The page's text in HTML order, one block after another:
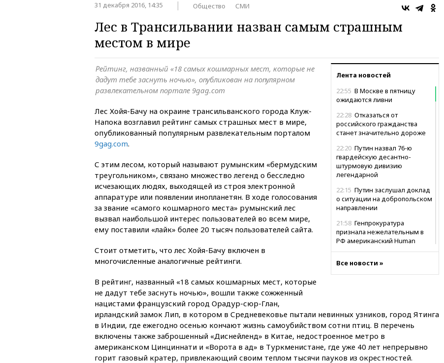
31 декабря 2016, 14:35 Общество СМИ
Лес в Трансильвании назван самым страшным
местом в мире
Лента новостей
22:55 В Москве в пятницу
ожидаются ливни
22:28 Отказаться от
российского гражданства
станет значительно дороже
22:20 Путин назвал 76-ю
гвардейскую десантно-
штурмовую дивизию
легендарной
22:15 Путин заслушал доклад
о ситуации на добропольском
направлении
21:58 Генпрокуратура
признала нежелательным в
РФ американский Human
21:35 «Аэрофлот» отменяет
часть рейсов в Сочи и
Европы в прыжках с 10-
метровой вышки
21:10 РФ не получала
обращений о прекращении
концессии строительства ж/д
Все новости »
Рейтинг, названный «18 самых кошмарных мест, которые не
дадут тебе заснуть ночью», опубликован на популярном
развлекательном портале 9gag.com
Лес Хойя-Бачу на окраине трансильванского города Клуж-
Напока возглавил рейтинг самых страшных мест в мире,
опубликованный популярным развлекательным порталом
9gag.com.
С этим лесом, который называют румынским «бермудским
треугольником», связано множество легенд о бесследно
исчезающих людях, выходящей из строя электронной
аппаратуре или появлении инопланетян. В ходе голосования
за звание «самого кошмарного места» румынский лес
вызвал наибольшой интерес пользователей во всем мире,
ему поставили «лайк» более 20 тысяч пользователей сайта.
Стоит отметить, что лес Хойя-Бачу включен в
многочисленные аналогичные рейтинги.
В рейтинг, названный «18 самых кошмарных мест, которые
не дадут тебе заснуть ночью», вошли также сожженный
нацистами французский город Орадур-сюр-Глан,
ирландский замок Лип, в котором в Средневековье пытали невинных узников, город Ятинга
в Индии, где ежегодно осенью кончают жизнь самоубийством сотни птиц. В перечень
включены также заброшенный «Диснейленд» в Китае, недостроенное метро в
американском Цинциннати и «Ворота в ад» в Туркменистане, где уже 40 лет непрерывно
горит газовый кратер, привлекающий своим теплом тысячи пауков из окрестностей.